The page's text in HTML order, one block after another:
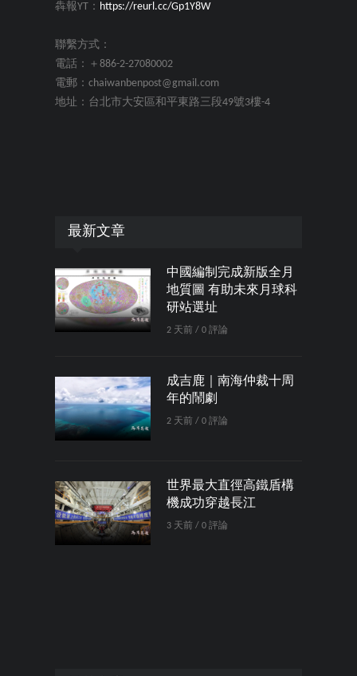
犇報YT： https://reurl.cc/Gp1Y8W
聯繫方式：
電話：＋886-2-27080002
電郵：chaiwanbenpost@gmail.com
地址：台北市大安區和平東路三段49號3樓-4
最新文章
中國編制完成新版全月
地質圖 有助未來月球科
研站選址
2 天前 / 0 評論
成吉鹿｜南海仲裁十周
年的鬧劇
2 天前 / 0 評論
世界最大直徑高鐵盾構
機成功穿越長江
3 天前 / 0 評論